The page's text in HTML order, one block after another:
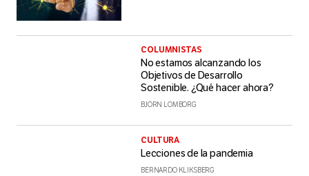
COLUMNISTAS
No estamos alcanzando los
Objetivos de Desarrollo
Sostenible. ¿Qué hacer ahora?
BJORN LOMBORG
CULTURA
Lecciones de la pandemia
BERNARDO KLIKSBERG